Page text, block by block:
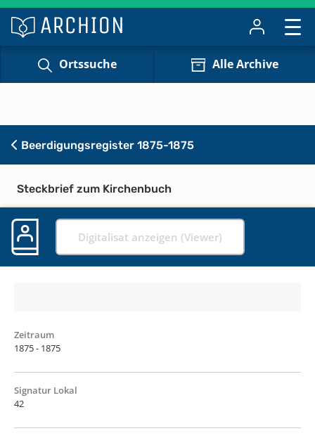
Ortssuche Alle Archive
Beerdigungsregister 1875-1875
Steckbrief zum Kirchenbuch
Digitalisat anzeigen (Viewer)
Zeitraum
1875 - 1875
Signatur Lokal
42